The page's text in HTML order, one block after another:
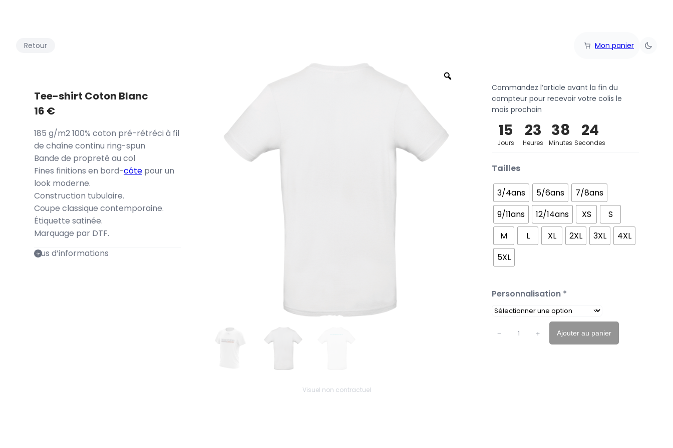
Retour Mon panier
Tee-shirt Coton Blanc
16 €
185 g/m2 100% coton pré-rétréci à fil
de chaîne continu ring-spun
Bande de propreté au col
Fines finitions en bord-côte pour un
look moderne.
Construction tubulaire.
Coupe classique contemporaine.
Étiquette satinée.
Marquage par DTF.
Plus d’informations
Visuel non contractuel
Commandez l’article avant la fin du
compteur pour recevoir votre colis le
mois prochain
15
Jours
23
Heures
38
Minutes
24
Secondes
Tailles
3/4ans 5/6ans
7/8ans
9/11ans
12/14ans XS
S
M
L XL 2XL 3XL
4XL
5XL
Personnalisation *
− + Ajouter au panier